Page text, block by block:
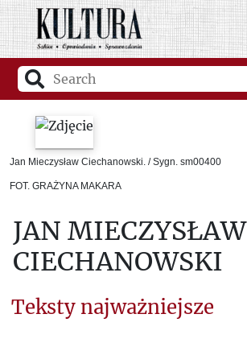
Jan Mieczysław Ciechanowski. / Sygn. sm00400
FOT. GRAŻYNA MAKARA
JAN MIECZYSŁAW
CIECHANOWSKI
Teksty najważniejsze